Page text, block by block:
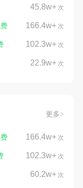
45.8w+ 次
166.4w+ 次
102.3w+ 次
22.9w+ 次
更多>
166.4w+ 次
102.3w+ 次
60.2w+ 次